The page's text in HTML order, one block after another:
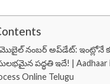
మొబైల్ నంబర్ అప్‌డేట్: ఇంట్లోనే
పద్ధతి ఇదే! | Aadhaar
Online Telugu